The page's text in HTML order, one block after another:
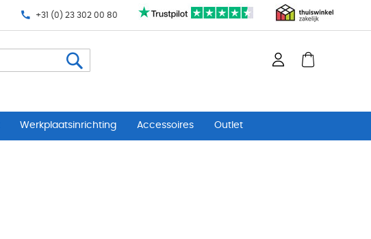
+31 (0) 23 302 00 80
Werkplaatsinrichting Accessoires Outlet